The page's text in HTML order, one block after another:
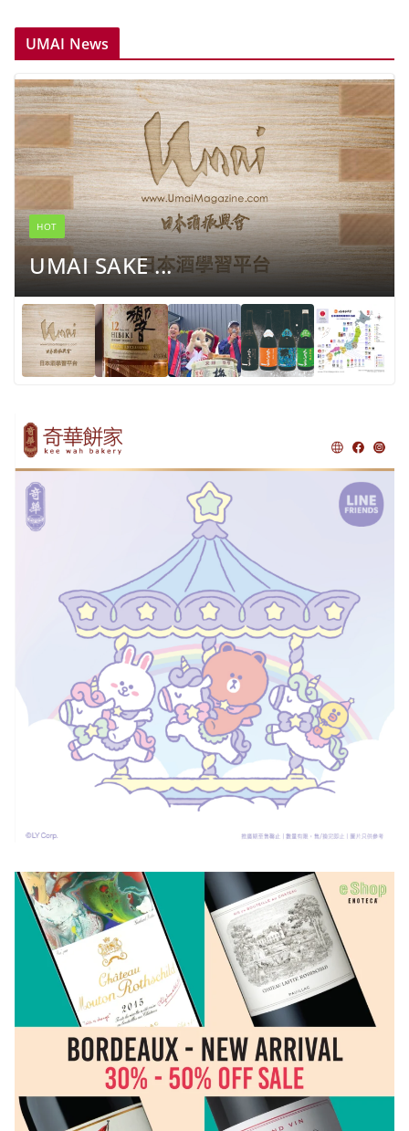
UMAI News
HOT
UMAI SAKE ...